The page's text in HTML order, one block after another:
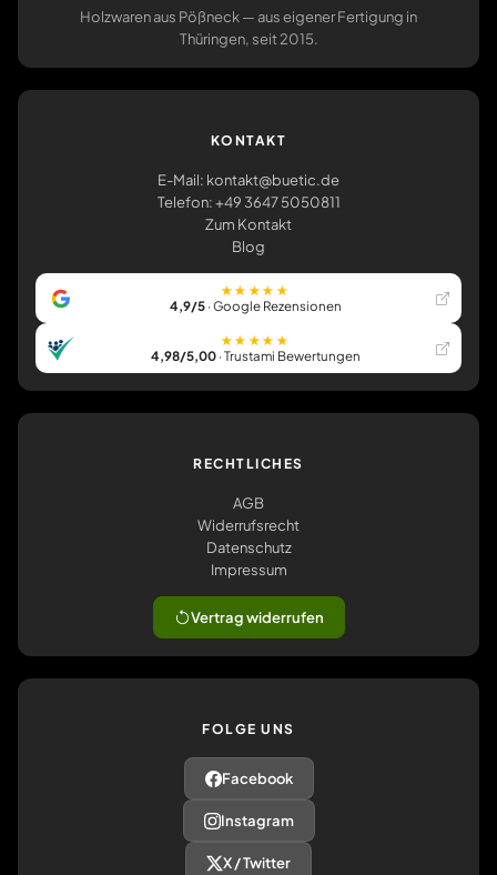
Holzwaren aus Pößneck — aus eigener Fertigung in
Thüringen, seit 2015.
KONTAKT
E-Mail: kontakt@buetic.de
Telefon: +49 3647 5050811
Zum Kontakt
Blog
★★★★★
4,9/5· Google Rezensionen
★★★★★
4,98/5,00· Trustami Bewertungen
RECHTLICHES
AGB
Widerrufsrecht
Datenschutz
Impressum
Vertrag widerrufen
FOLGE UNS
Facebook
Instagram
X / Twitter